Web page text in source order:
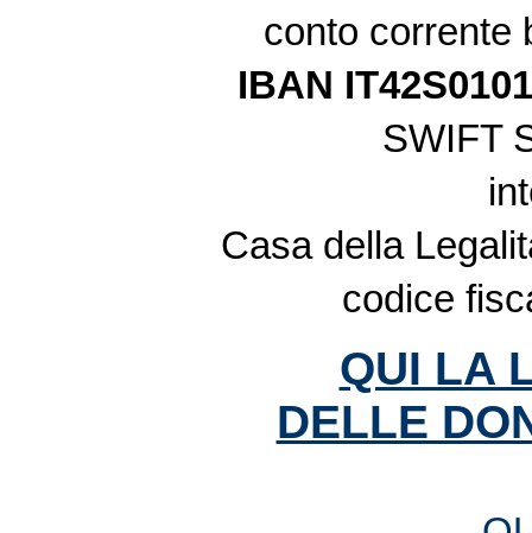
conto corrente
IBAN
SWIFT
Casa della
codice
QUI LA
DELLE